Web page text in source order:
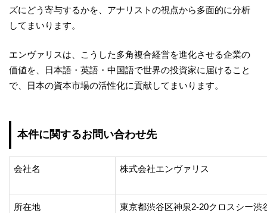
ズにどう寄与するかを、アナリストの視点から多面的に分析
してまいります。
エンヴァリスは、こうした多角複合経営を進化させる企業の
価値を、日本語・英語・中国語で世界の投資家に届けること
で、日本の資本市場の活性化に貢献してまいります。
本件に関するお問い合わせ先
会社名 株式会社エンヴァリス
所在地 東京都渋谷区神泉2-20クロスシー渋